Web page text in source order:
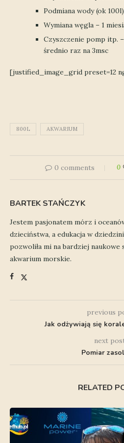
Podmiana wody (ok
Wymiana węgla – 1
Czyszczenie pomp itp.
średnio raz na 3msc
[justified_image_grid preset=12
800L AKWARIUM
0 comments 0
BARTEK STAŃCZYK
Jestem pasjonatem mórz i
dzieciństwa, a edukacja w
pozwoliła mi na bardziej
akwarium morskie.
previous
Jak odżywiają się
next
Pomiar
RELATED